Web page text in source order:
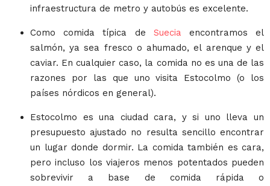
infraestructura de metro y autobús es excelente.
Como comida típica de Suecia encontramos el
salmón, ya sea fresco o ahumado, el arenque y el
caviar. En cualquier caso, la comida no es una de las
razones por las que uno visita Estocolmo (o los
países nórdicos en general).
Estocolmo es una ciudad cara, y si uno lleva un
presupuesto ajustado no resulta sencillo encontrar
un lugar donde dormir. La comida también es cara,
pero incluso los viajeros menos potentados pueden
sobrevivir a base de comida rápida o